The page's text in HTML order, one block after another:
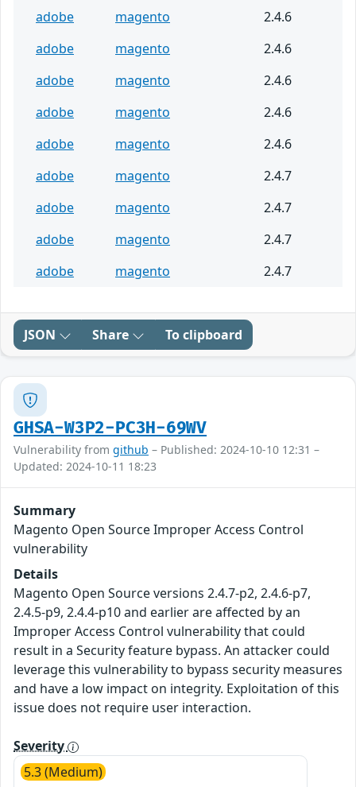
adobe magento
2.4.6
adobe
magento
2.4.6
adobe
magento
2.4.6
adobe
magento
2.4.6
adobe
magento
2.4.6
adobe
magento
2.4.7
adobe
magento
2.4.7
adobe
magento
2.4.7
adobe
magento 2.4.7
JSON Share To clipboard
GHSA-W3P2-PC3H-69WV
Vulnerability from github – Published: 2024-10-10 12:31 –
Updated: 2024-10-11 18:23
Summary
Magento Open Source Improper Access Control
vulnerability
Details
Magento Open Source versions 2.4.7-p2, 2.4.6-p7,
2.4.5-p9, 2.4.4-p10 and earlier are affected by an
Improper Access Control vulnerability that could
result in a Security feature bypass. An attacker could
leverage this vulnerability to bypass security measures
and have a low impact on integrity. Exploitation of this
issue does not require user interaction.
Severity
5.3 (Medium)